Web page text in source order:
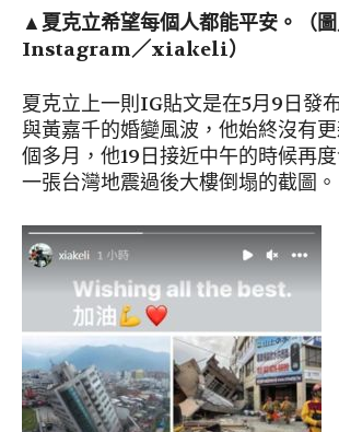
▲夏克立希望每個人都能平安。（
Instagram／xiakeli）
夏克立上一則IG貼文是在5月9日發
與黃嘉千的婚變風波，他始終沒有
個多月，他19日接近中午的時候再
一張台灣地震過後大樓倒塌的截圖。